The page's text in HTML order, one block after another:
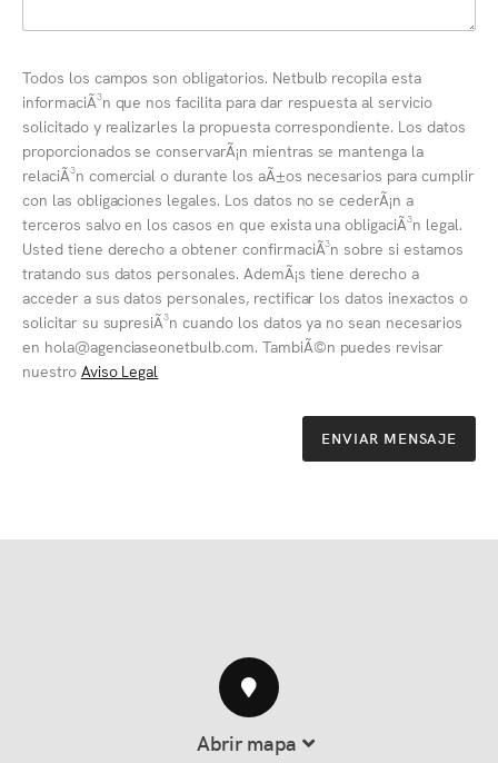
Todos los campos son obligatorios. Netbulb recopila esta
informaciÃ³n que nos facilita para dar respuesta al servicio
solicitado y realizarles la propuesta correspondiente. Los datos
proporcionados se conservarÃ¡n mientras se mantenga la
relaciÃ³n comercial o durante los aÃ±os necesarios para cumplir
con las obligaciones legales. Los datos no se cederÃ¡n a
terceros salvo en los casos en que exista una obligaciÃ³n legal.
Usted tiene derecho a obtener confirmaciÃ³n sobre si estamos
tratando sus datos personales. AdemÃ¡s tiene derecho a
acceder a sus datos personales, rectificar los datos inexactos o
solicitar su supresiÃ³n cuando los datos ya no sean necesarios
en hola@agenciaseonetbulb.com. TambiÃ©n puedes revisar
nuestro Aviso Legal
ENVIAR MENSAJE
Abrir mapa